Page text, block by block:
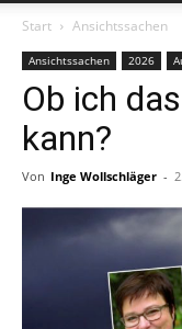
Start Ansichtssachen
Ansichtssachen 2026
Ob ich
kann?
Von Inge Wollschläger -